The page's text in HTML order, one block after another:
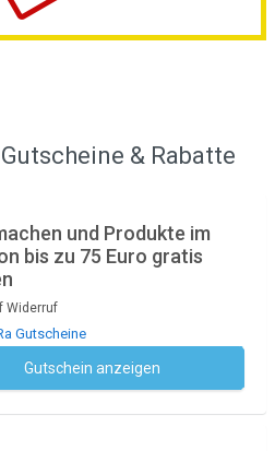
& Rabatte
und Produkte im
bis zu 75 Euro gratis
Widerruf
Gutscheine
Gutschein anzeigen